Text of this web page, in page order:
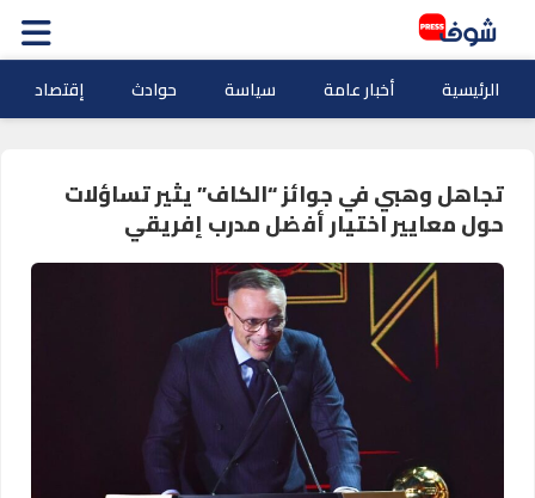
الرئيسية أخبار عامة سياسة حوادث إقتصاد
تجاهل وهبي في جوائز “الكاف” يثير تساؤلات
حول معايير اختيار أفضل مدرب إفريقي